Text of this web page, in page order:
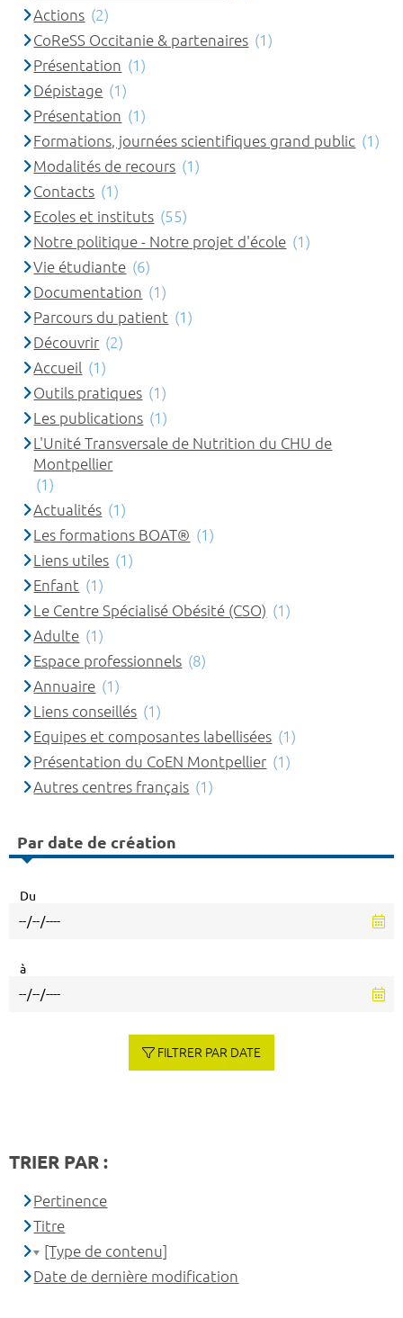
Actions (2)
CoReSS Occitanie & partenaires (1)
Présentation (1)
Dépistage (1)
Présentation (1)
Formations, journées scientifiques grand public (1)
Modalités de recours (1)
Contacts (1)
Ecoles et instituts (55)
Notre politique - Notre projet d'école (1)
Vie étudiante (6)
Documentation (1)
Parcours du patient (1)
Découvrir (2)
Accueil (1)
Outils pratiques (1)
Les publications (1)
L'Unité Transversale de Nutrition du CHU de
Montpellier
(1)
Actualités (1)
Les formations BOAT® (1)
Liens utiles (1)
Enfant (1)
Le Centre Spécialisé Obésité (CSO) (1)
Adulte (1)
Espace professionnels (8)
Annuaire (1)
Liens conseillés (1)
Equipes et composantes labellisées (1)
Présentation du CoEN Montpellier (1)
Autres centres français (1)
Par date de création
Du
à
FILTRER PAR DATE
TRIER PAR :
Pertinence
Titre
[Type de contenu]
Date de dernière modification